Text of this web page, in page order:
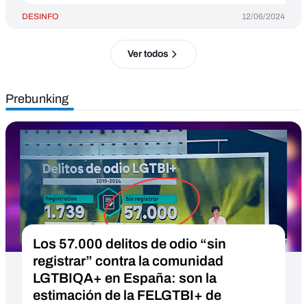
DESINFO 12/06/2024
Ver todos
Prebunking
Los 57.000 delitos de odio “sin
registrar” contra la comunidad
LGTBIQA+ en España: son la
estimación de la FELGTBI+ de